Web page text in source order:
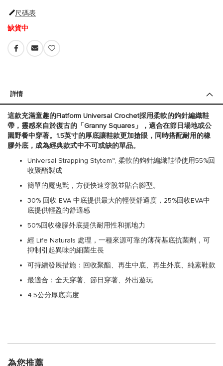
尺碼表
缺貨中
詳情
這款充滿童趣的Flatform Universal Crochet採用柔軟的鉤針編織鞋
帶，靈感來自於復古的「Granny Squares」，適合在節日場地或公
園野餐中穿著。1.5英寸的厚底讓鞋款更加搶眼，同時搭配耐用的橡
膠外底，成為經典款式中不可或缺的單品。
Universal Strapping Stytem™, 柔軟的鉤針編織鞋帶使用55%回
收聚酯製成
簡單的魔鬼氈，方便快速穿脫並貼合腳型。
30% 回收 EVA 中底提供最大的輕便舒適度，25%回收EVA中
底提供輕盈的舒適感
50%回收橡膠外底提供耐用性和抓地力
經 Life Naturals 處理，一種來源可靠的薄荷基底抗菌劑，可
抑制引起異味的細菌生長
可持續發展措施：回收聚酯、再生中底、再生外底、純素鞋款
最適合：全天穿著、節日穿著、外出遊玩
4.5公分厚底高度
為您推薦